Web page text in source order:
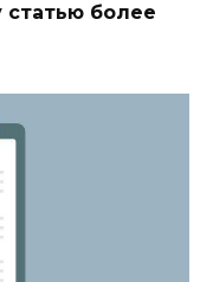
статью более